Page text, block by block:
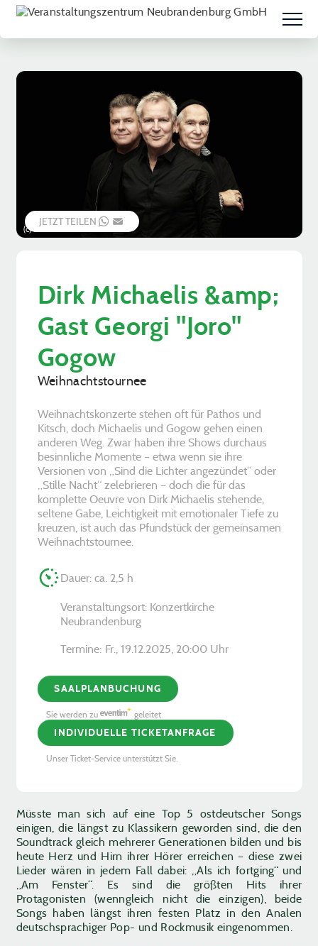
Müsste man sich auf eine Top 5 ostdeutscher Songs
einigen, die längst zu Klassikern geworden sind, die den
Soundtrack gleich mehrerer Generationen bilden und bis
heute Herz und Hirn ihrer Hörer erreichen – diese zwei
Lieder wären in jedem Fall dabei: „Als ich fortging“ und
„Am Fenster“. Es sind die größten Hits ihrer
Protagonisten (wenngleich nicht die einzigen), beide
Songs haben längst ihren festen Platz in den Analen
deutschsprachiger Pop- und Rockmusik eingenommen.
(c) Dana Barthel
JETZT TEILEN WHATSAPP
EMAIL
Dirk Michaelis &amp;
Gast Georgi "Joro"
Gogow
Weihnachtstournee
Weihnachtskonzerte stehen oft für Pathos und
Kitsch, doch Michaelis und Gogow gehen einen
anderen Weg. Zwar haben ihre Shows durchaus
besinnliche Momente – etwa wenn sie ihre
Versionen von „Sind die Lichter angezündet“ oder
„Stille Nacht“ zelebrieren – doch die für das
komplette Oeuvre von Dirk Michaelis stehende,
seltene Gabe, Leichtigkeit mit emotionaler Tiefe zu
kreuzen, ist auch das Pfundstück der gemeinsamen
Weihnachtstournee.
Dauer: ca. 2,5 h
Veranstaltungsort: Konzertkirche
Neubrandenburg
Termine: Fr., 19.12.2025, ­20:00 Uhr
SAALPLANBUCHUNG
Sie werden zu geleitet
INDIVIDUELLE TICKETANFRAGE
Unser Ticket-Service unterstützt Sie.